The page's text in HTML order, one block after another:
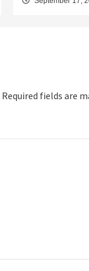
Required fields are